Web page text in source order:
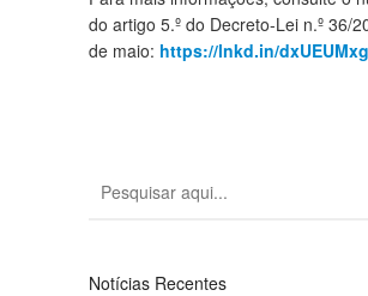
do artigo 5.º do Decreto-Lei n.º 36/
de maio: https://lnkd.in/dxUEUMxg
Notícias Recentes